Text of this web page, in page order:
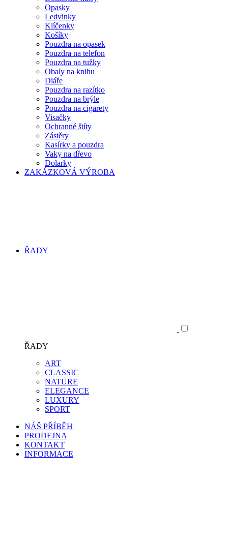
Opasky
Ledvinky
Klíčenky
Košíky
Pouzdra na opasek
Pouzdra na telefon
Pouzdra na tužky
Obaly na knihu
Diáře
Pouzdra na razítko
Pouzdra na brýle
Pouzdra na cigarety
Visačky
Ochranné štíty
Zástěry
Kasírky a pouzdra
Vaky na dřevo
Dolarky
ZAKÁZKOVÁ VÝROBA
ŘADY
ŘADY
ART
CLASSIC
NATURE
ELEGANCE
LUXURY
SPORT
NÁŠ PŘÍBĚH
PRODEJNA
KONTAKT
INFORMACE